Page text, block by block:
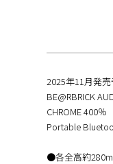
2025年11月発売
BE@RBRICK
CHROME 400％
Portable
●各全高約